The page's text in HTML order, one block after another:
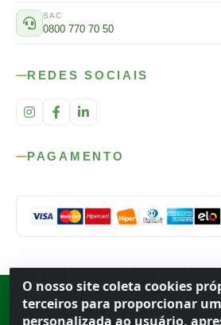
O nosso site coleta cookies
terceiros para proporcionar
personalizada ao usuário,
SAC
0800 770 70 50
REDES SOCIAIS
PAGAMENTO
Rod. SP-215, s/n, km 98 — Área Rural Porto
· CNPJ 56.679.863/0001-91